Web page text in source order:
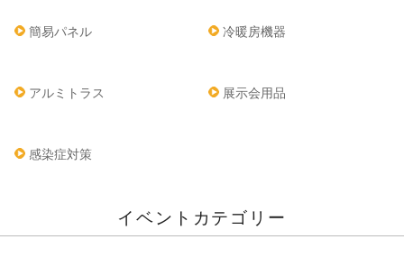
簡易パネル 冷暖房機器
アルミトラス 展示会用品
感染症対策
イベントカテゴリー